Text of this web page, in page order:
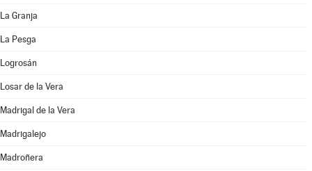
La Granja
La Pesga
Logrosán
Losar de la Vera
Madrigal de la Vera
Madrigalejo
Madroñera